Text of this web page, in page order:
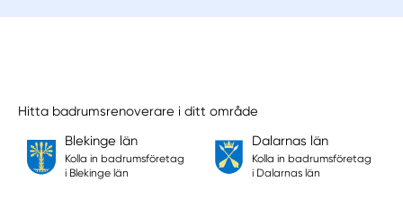
Hitta badrumsrenoverare i ditt område
Blekinge län
Kolla in badrumsföretag
i Blekinge län
Dalarnas län
Kolla in badrumsföretag
i Dalarnas län